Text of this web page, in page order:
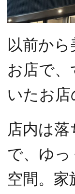
以前か
お店で
いたお店
店内は
で、ゆっ
空間。家